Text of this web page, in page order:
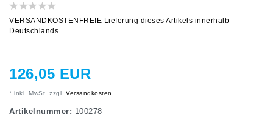
VERSANDKOSTENFREIE Lieferung dieses Artikels innerhalb
Deutschlands
126,05 EUR
* inkl. MwSt. zzgl. Versandkosten
Artikelnummer: 100278